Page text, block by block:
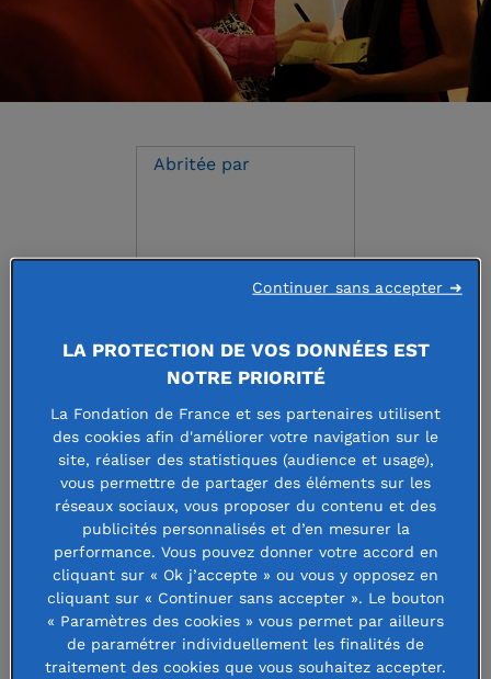
Abritée par
Fondation Jacqueline De
Romilly
Faire un don à cette fondation
La Fondation Jacqueline de Romilly,
créée par legs par Madame
LA PROTECTION DE VOS DONNÉES EST
NOTRE PRIORITÉ
La Fondation de France et ses partenaires utilisent
des cookies afin d'améliorer votre navigation sur le
site, réaliser des statistiques (audience et usage),
vous permettre de partager des éléments sur les
réseaux sociaux, vous proposer du contenu et des
publicités personnalisés et d’en mesurer la
performance. Vous pouvez donner votre accord en
cliquant sur « Ok j’accepte » ou vous y opposez en
cliquant sur « Continuer sans accepter ». Le bouton
« Paramètres des cookies » vous permet par ailleurs
de paramétrer individuellement les finalités de
traitement des cookies que vous souhaitez accepter.
Continuer sans accepter ➜